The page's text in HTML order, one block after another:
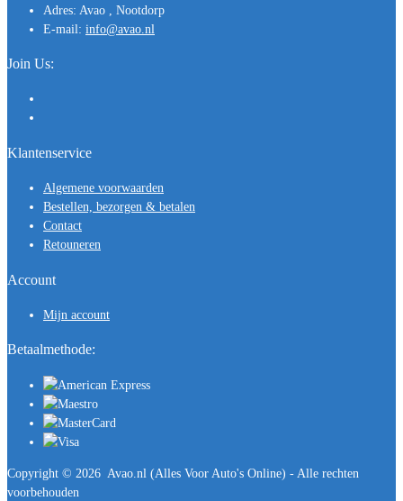
Adres: Avao , Nootdorp
E-mail: info@avao.nl
Join Us:
Klantenservice
Algemene voorwaarden
Bestellen, bezorgen & betalen
Contact
Retouneren
Account
Mijn account
Betaalmethode:
Copyright © 2026 Avao.nl (Alles Voor Auto's Online) - Alle rechten
voorbehouden